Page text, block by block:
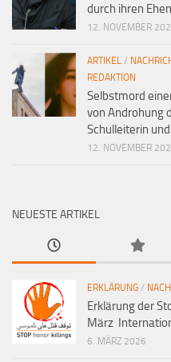
durch ihren
12. NOVEMBER
ARTIKEL /
REDAKTION
Selbstmord
von Androhung
Schulleiterin
12. NOVEMBER
NEUESTE ARTIKEL
ERKLÄRUNG /
Erklärung der
März
6. MÄRZ 2026